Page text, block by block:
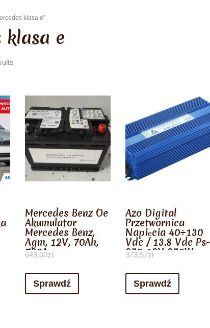
klasa e”
klasa e
Mercedes Benz Oe
Akumulator
Mercedes Benz,
Agm, 12V, 70Ah,
720A
649,00zł
Sprawdź
Azo Digital
Przetwornica
Napięcia 40÷130
Vdc / 13.8 Vdc Ps-
250-12V 250W
(4Prz10012Ps250)
373,57zł
Sprawdź